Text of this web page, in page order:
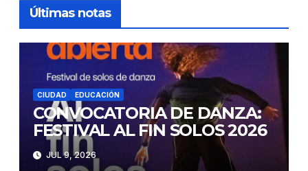
Últimas notas
CIUDAD EDUCACIÓN
CONVOCATORIA DE DANZA:
FESTIVAL AL FIN SOLOS 2026
JUL 9, 2026